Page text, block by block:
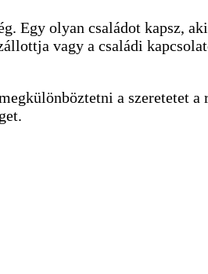
Egy olyan családot kapsz,
vagy a családi
a szeretetet